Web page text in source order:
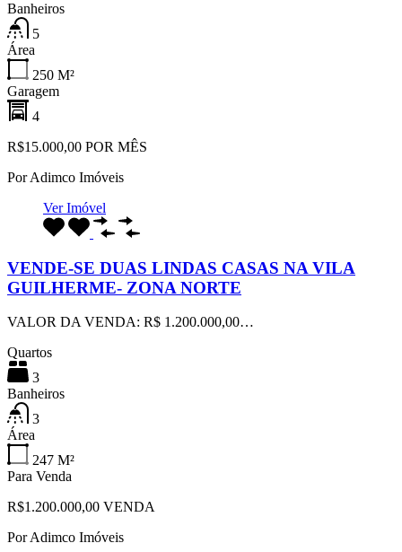
Banheiros
5
Área
250 M²
Garagem
4
R$15.000,00 POR MÊS
PorAdimco Imóveis
Ver Imóvel
VENDE-SE DUAS LINDAS CASAS NA VILA
GUILHERME- ZONA NORTE
VALOR DA VENDA: R$ 1.200.000,00…
Quartos
3
Banheiros
3
Área
247 M²
Para Venda
R$1.200.000,00 VENDA
PorAdimco Imóveis